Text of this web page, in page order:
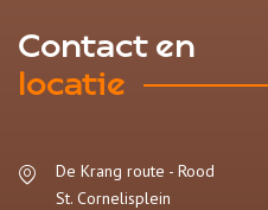
Contact en
locatie
De Krang route - Rood
St. Cornelisplein